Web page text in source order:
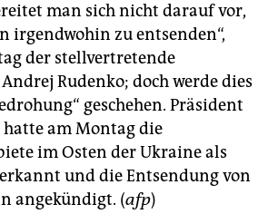
man sich nicht darauf vor,
irgendwohin zu entsenden“,
der stellvertretende
Rudenko; doch werde dies
geschehen. Präsident
am Montag die
im Osten der Ukraine als
und die Entsendung von
angekündigt. (afp)